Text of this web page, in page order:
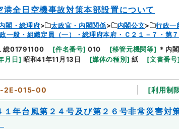
港全日空機事故対策本部設置について
閣・総理府 太政官・内閣関係 内閣公文
行政一
一般・組織定員（一）・総理府本府・Ｃ２１－７・第
総01791100 [件名番号] 010 [移管元機関等] ＊内
月日] 昭和41年11月13日 [媒体の種別 ] 紙 [文書番号]
-2E-015-00 [利用制
１年台風第２４号及び第２６号非常災害対